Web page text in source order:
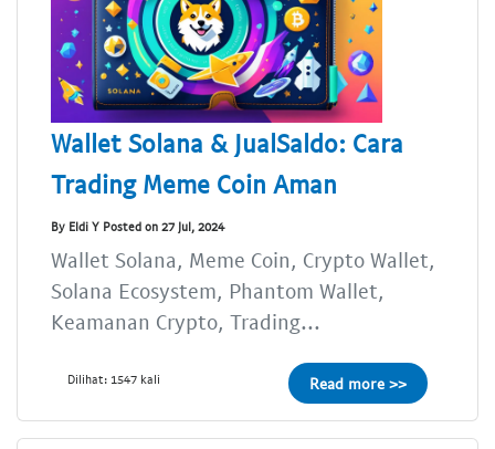
Wallet Solana & JualSaldo: Cara
Trading Meme Coin Aman
By Eldi Y Posted on 27 Jul, 2024
Wallet Solana, Meme Coin, Crypto Wallet,
Solana Ecosystem, Phantom Wallet,
Keamanan Crypto, Trading...
Dilihat: 1547 kali Read more >>